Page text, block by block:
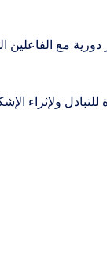
مع الفاعلين
ولإثراء